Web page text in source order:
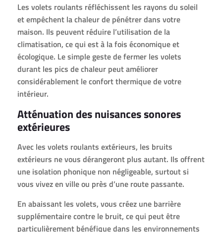
Les volets roulants réfléchissent les rayons du soleil
et empêchent la chaleur de pénétrer dans votre
maison. Ils peuvent réduire l’utilisation de la
climatisation, ce qui est à la fois économique et
écologique. Le simple geste de fermer les volets
durant les pics de chaleur peut améliorer
considérablement le confort thermique de votre
intérieur.
Atténuation des nuisances sonores
extérieures
Avec les volets roulants extérieurs, les bruits
extérieurs ne vous dérangeront plus autant. Ils offrent
une isolation phonique non négligeable, surtout si
vous vivez en ville ou près d’une route passante.
En abaissant les volets, vous créez une barrière
supplémentaire contre le bruit, ce qui peut être
particulièrement bénéfique dans les environnements